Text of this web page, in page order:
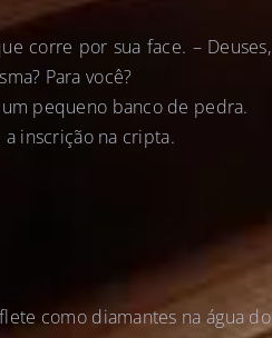
corre por sua face. – Deuses,
Para você?
pequeno banco de pedra.
inscrição na cripta.
como diamantes na água do